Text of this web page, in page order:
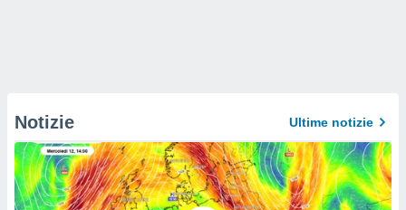
Notizie Ultime notizie